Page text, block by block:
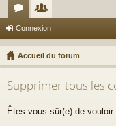
or
u
m
s
e
m
br
es
Connexion
Accueil du forum
Supprimer tous les
Êtes-vous sûr(e) de